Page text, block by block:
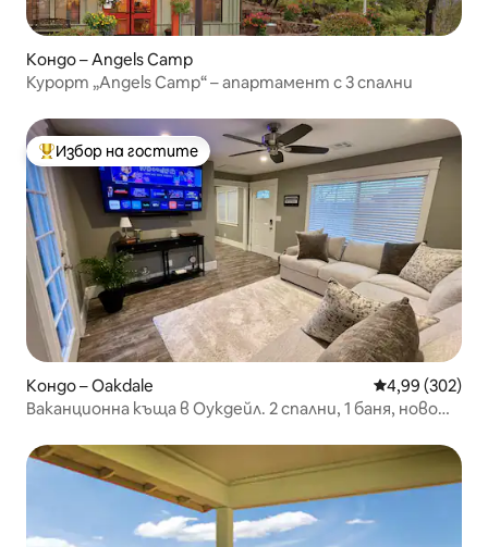
Кондо – Angels Camp
Курорт „Angels Camp“ – апартамент с 3 спални
Най-популярен избор на гостите
Избор на гостите
Кондо – Oakdale Средна
4,99 (302)
Ваканционна къща в Оукдейл. 2 спални, 1 баня, ново